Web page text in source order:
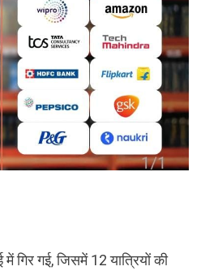
गिर गई, जिसमें 12 यात्रियों की